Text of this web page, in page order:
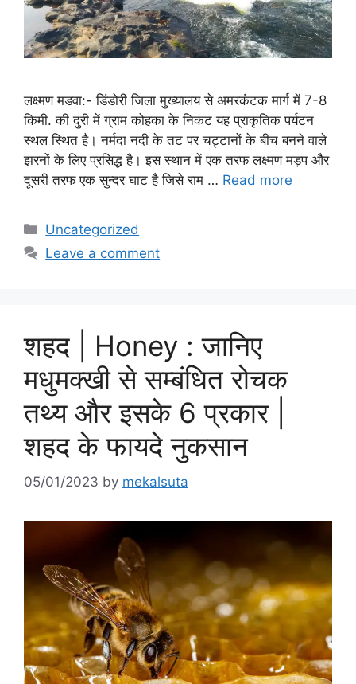
लक्ष्मण मडवा:- डिंडोरी जिला मुख्यालय से अमरकंटक मार्ग में 7-8
किमी. की दुरी में ग्राम कोहका के निकट यह प्राकृतिक पर्यटन
स्थल स्थित है। नर्मदा नदी के तट पर चट्टानों के बीच बनने वाले
झरनों के लिए प्रसिद्ध है। इस स्थान में एक तरफ लक्ष्मण मड़प और
दूसरी तरफ एक सुन्दर घाट है जिसे राम … Read more
Categories
Uncategorized
Leave a comment
शहद | Honey : जानिए
मधुमक्खी से सम्बंधित रोचक
तथ्य और इसके 6 प्रकार |
शहद के फायदे नुकसान
05/01/2023 by mekalsuta